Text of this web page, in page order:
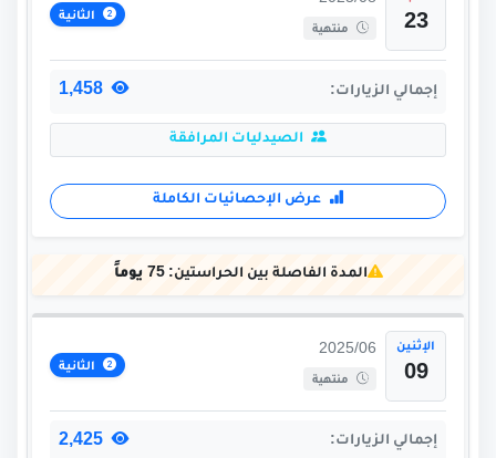
23 منتهية
الثانية
إجمالي الزيارات:
الصيدليات المرافقة
عرض الإحصائيات الكاملة
المدة الفاصلة بين الحراستين:75 يوماً
الإثنين
09
2025/06
منتهية
الثانية
إجمالي الزيارات: